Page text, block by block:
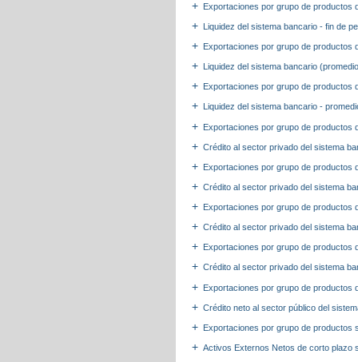
Exportaciones por grupo de productos
Liquidez del sistema bancario - fin de
Exportaciones por grupo de productos
Liquidez del sistema bancario
Exportaciones por grupo de productos
Liquidez del sistema bancario -
Exportaciones por grupo de productos
Crédito al sector privado del sistema
Exportaciones por grupo de productos
Crédito al sector privado del sistema
Exportaciones por grupo de productos
Crédito al sector privado del sistema
Exportaciones por grupo de
Crédito al sector privado del sistema
Exportaciones por grupo de productos
Crédito neto al sector público del
Exportaciones por grupo de productos
Activos Externos Netos de corto plazo